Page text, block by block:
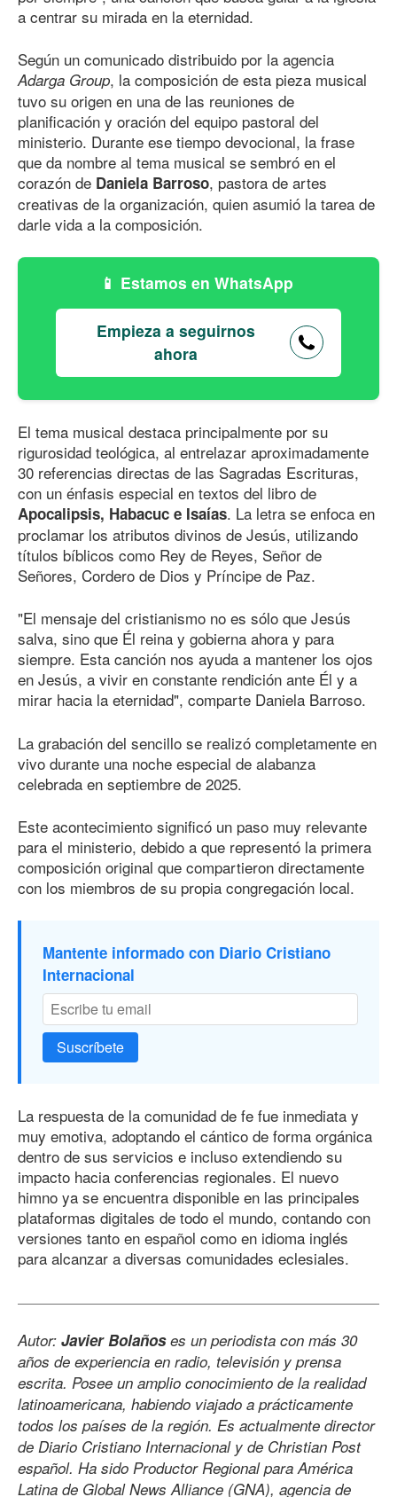
a centrar su mirada en la eternidad.
Según un comunicado distribuido por la agencia
Adarga Group, la composición de esta pieza musical
tuvo su origen en una de las reuniones de
planificación y oración del equipo pastoral del
ministerio. Durante ese tiempo devocional, la frase
que da nombre al tema musical se sembró en el
corazón de Daniela Barroso, pastora de artes
creativas de la organización, quien asumió la tarea de
darle vida a la composición.
Estamos en WhatsApp
Empieza a seguirnos
ahora
El tema musical destaca principalmente por su
rigurosidad teológica, al entrelazar aproximadamente
30 referencias directas de las Sagradas Escrituras,
con un énfasis especial en textos del libro de
Apocalipsis, Habacuc e Isaías. La letra se enfoca en
proclamar los atributos divinos de Jesús, utilizando
títulos bíblicos como Rey de Reyes, Señor de
Señores, Cordero de Dios y Príncipe de Paz.
"El mensaje del cristianismo no es sólo que Jesús
salva, sino que Él reina y gobierna ahora y para
siempre. Esta canción nos ayuda a mantener los ojos
en Jesús, a vivir en constante rendición ante Él y a
mirar hacia la eternidad", comparte Daniela Barroso.
La grabación del sencillo se realizó completamente en
vivo durante una noche especial de alabanza
celebrada en septiembre de 2025.
Este acontecimiento significó un paso muy relevante
para el ministerio, debido a que representó la primera
composición original que compartieron directamente
con los miembros de su propia congregación local.
Mantente informado con Diario Cristiano
Internacional
Suscríbete
La respuesta de la comunidad de fe fue inmediata y
muy emotiva, adoptando el cántico de forma orgánica
dentro de sus servicios e incluso extendiendo su
impacto hacia conferencias regionales. El nuevo
himno ya se encuentra disponible en las principales
plataformas digitales de todo el mundo, contando con
versiones tanto en español como en idioma inglés
para alcanzar a diversas comunidades eclesiales.
Autor: Javier Bolañoses un periodista con más 30
años de experiencia en radio, televisión y prensa
escrita. Posee un amplio conocimiento de la realidad
latinoamericana, habiendo viajado a prácticamente
todos los países de la región. Es actualmente director
de Diario Cristiano Internacional y de Christian Post
español. Ha sido Productor Regional para América
Latina de Global News Alliance (GNA), agencia de